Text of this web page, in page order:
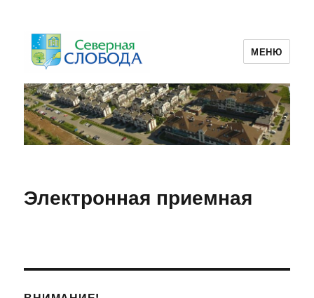
ТСЖ Северная Слобода 2
МЕНЮ
Электронная приемная